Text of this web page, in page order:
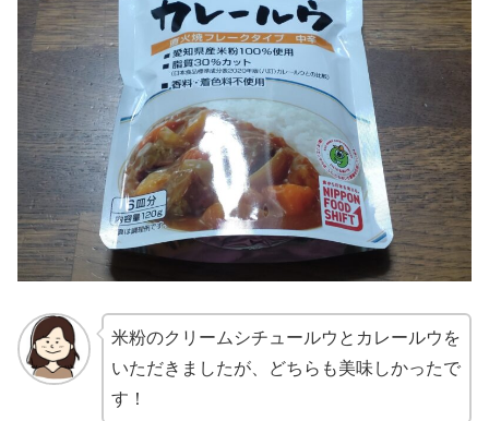
米粉のクリームシチュールウとカレールウを
いただきましたが、どちらも美味しかったで
す！